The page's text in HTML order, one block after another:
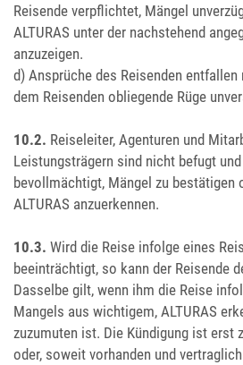
Reisende verpflichtet, Mängel
ALTURAS unter der nachstehend
anzuzeigen.
d) Ansprüche des Reisenden
dem Reisenden obliegende Rüge
10.2. Reiseleiter, Agenturen und
Leistungsträgern sind nicht befugt
bevollmächtigt, Mängel zu bestätigen
ALTURAS anzuerkennen.
10.3. Wird die Reise infolge eines
beeinträchtigt, so kann der Reisende
Dasselbe gilt, wenn ihm die Reise
Mangels aus wichtigem, ALTURAS
zuzumuten ist. Die Kündigung ist erst
oder, soweit vorhanden und